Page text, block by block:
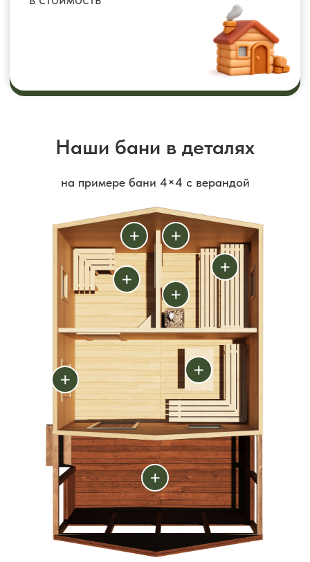
Наши бани в деталях
на примере бани 4×4 с верандой
+
+
+
+
+
+
+
+